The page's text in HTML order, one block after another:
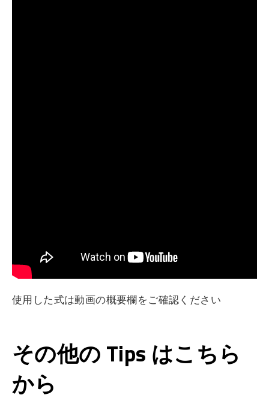
使用した式は動画の概要欄をご確認ください
その他の Tips はこちら
から